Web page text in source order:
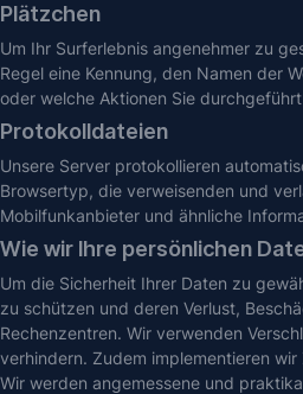
Plätzchen
Um Ihr Surferlebnis angenehmer zu
Regel eine Kennung, den Namen der
oder welche Aktionen Sie
Protokolldateien
Unsere Server protokollieren
Browsertyp, die verweisenden und
Mobilfunkanbieter und ähnliche
Wie wir Ihre persönlichen
Um die Sicherheit Ihrer Daten zu
zu schützen und deren Verlust,
Rechenzentren. Wir verwenden
verhindern. Zudem implementieren
Wir werden angemessene und